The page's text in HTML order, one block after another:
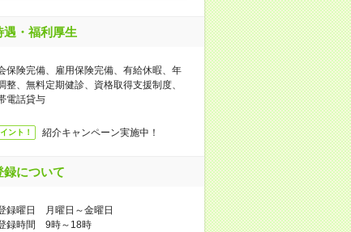
遇・福利厚生
保険完備、雇用保険完備、有給休暇、年
整、無料定期健診、資格取得支援制度、
電話貸与
ント！ 紹介キャンペーン実施中！
録について
録曜日 月曜日～金曜日
録時間 9時～18時